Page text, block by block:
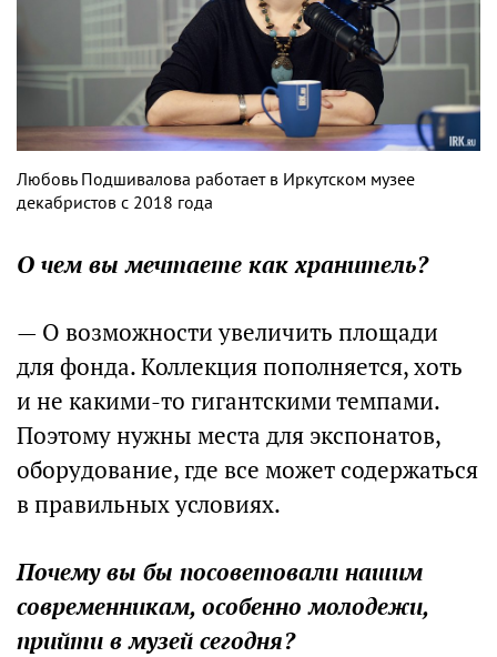
Любовь Подшивалова работает в Иркутском музее
декабристов с 2018 года
О чем вы мечтаете как хранитель?
— О возможности увеличить площади
для фонда. Коллекция пополняется, хоть
и не какими-то гигантскими темпами.
Поэтому нужны места для экспонатов,
оборудование, где все может содержаться
в правильных условиях.
Почему вы бы посоветовали нашим
современникам, особенно молодежи,
прийти в музей сегодня?